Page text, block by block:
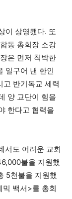
이 상영됐다. 또
동 총회장 소강
은 먼저 척박한
일구어 낸 한인
고 반기독교 세력
양 교단이 힘을
한다고 협력을
서도 어려운 교회
불을 지원했
5천불을 지원했
백서>를 총회